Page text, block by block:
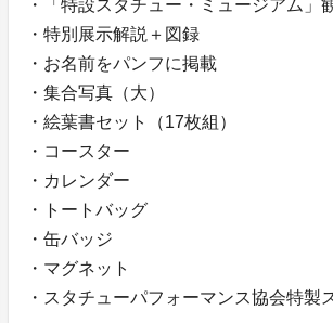
・「特設スタチュー・ミュージアム」
・特別展示解説＋図録
・お名前をパンフに掲載
・集合写真（大）
・絵葉書セット（17枚組）
・コースター
・カレンダー
・トートバッグ
・缶バッジ
・マグネット
・スタチューパフォーマンス協会特製